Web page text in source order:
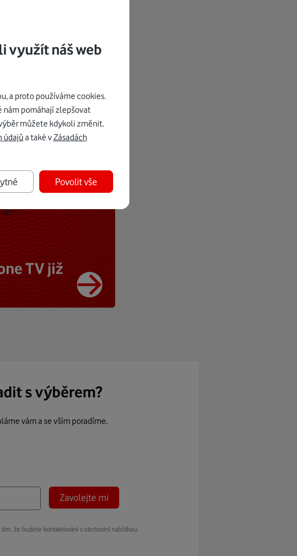
TV již
s výběrem?
vám a se vším poradíme.
Zavolejte mi
že budete kontaktováni s obchodní nabídkou.
využít náš web
a proto používáme cookies.
nám pomáhají zlepšovat
můžete kdykoli změnit.
údajůa také vZásadách
Povolit vše